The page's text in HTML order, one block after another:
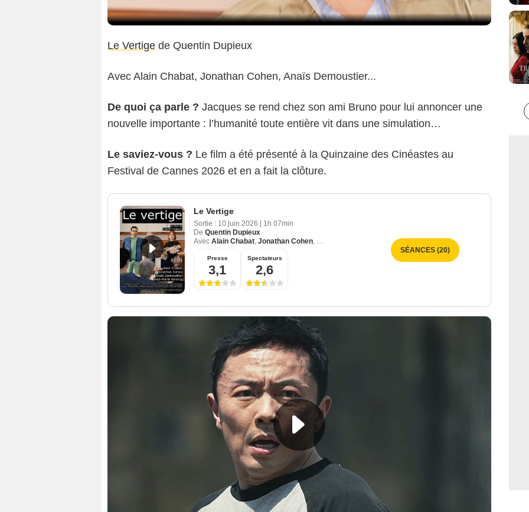
Le Vertige de Quentin Dupieux
Avec Alain Chabat, Jonathan Cohen, Anaïs Demoustier...
De quoi ça parle ? Jacques se rend chez son ami Bruno pour lui annoncer une
nouvelle importante : l’humanité toute entière vit dans une simulation…
Le saviez-vous ? Le film a été présenté à la Quinzaine des Cinéastes au
Festival de Cannes 2026 et en a fait la clôture.
Le Vertige
Sortie : 10 juin 2026
1h 07min
De Quentin Dupieux
Avec Alain Chabat, Jonathan Cohen, Anaïs Demoustier
Presse
3,1
Spectateurs
2,6
SÉANCES (20)